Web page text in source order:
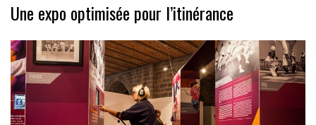
Une expo optimisée pour l’itinérance